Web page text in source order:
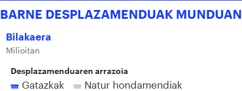
BARNE DESPLAZAMENDUAK MUNDUAN
Bilakaera
Milioitan
Gatazkak Natur hondamendiak
Desplazamenduaren arrazoia